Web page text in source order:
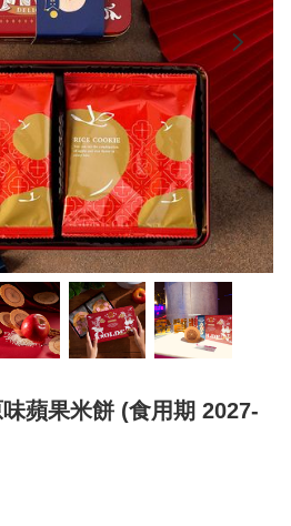
蘋果米餅 (食用期 2027-